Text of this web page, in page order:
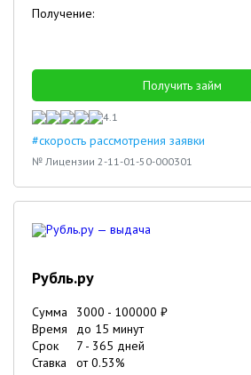
Получение:
Получить займ
4.1
#скорость рассмотрения заявки
№ Лицензии 2-11-01-50-000301
Рубль.ру
Сумма 3000 - 100000 ₽
Время
до 15 минут
Срок
7 - 365 дней
Ставка
от0.53%